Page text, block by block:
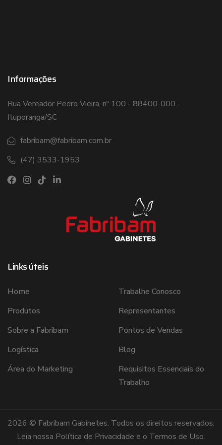
Informações
Rua Vereador Pedro Vieira, nº 100 - 88400-000 -
Ituporanga/SC
fabribam@fabribam.com.br
(47) 3533-1953
Links úteis
Home
Produtos
Sobre a Fabribam
Logística
Área do Marketing
Trabalhe Conosco
Representantes
Pontos de Vendas
Blog
Requisitos Essenciais do
Trabalho
2026 © Fabribam Gabinetes. Todos os direitos reservados.
Leia nossa Política de Privacidade e o Termos de Uso.